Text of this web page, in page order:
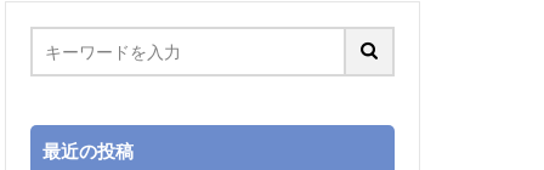
最近の投稿